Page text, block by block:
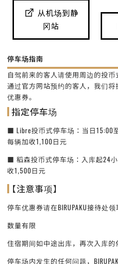
从机场到静
冈站
停车场指南
自驾前来的客人请使用周边的投币
通过官方网站预约的客人，我们
优惠券。
指定停车场
■ Libre投币式停车场：当日15:00
每辆加收1,100日元
■ 稻森投币式停车场：入库起24
收1,500日元
【注意事项】
停车优惠券请在BIRUPAKU接待处领
数量有限
住宿期间如中途出库，再次入库的
停车场内发生的任何问题，